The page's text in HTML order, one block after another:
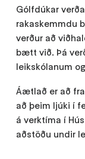
Gólfdúkar
rakaskemmdu
verður að
bætt við. Þá
leikskólanum
Áætlað er að
að þeim ljúki í
á verktíma í
aðstöðu undir